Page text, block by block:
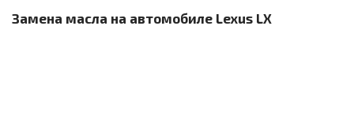
Замена масла на автомобиле Lexus LX